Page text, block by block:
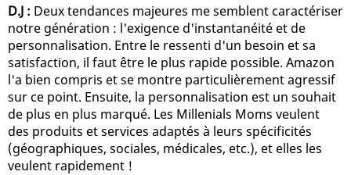
D.J : Deux tendances majeures me semblent caractériser
notre génération : l'exigence d'instantanéité et de
personnalisation. Entre le ressenti d'un besoin et sa
satisfaction, il faut être le plus rapide possible. Amazon
l'a bien compris et se montre particulièrement agressif
sur ce point. Ensuite, la personnalisation est un souhait
de plus en plus marqué. Les Millenials Moms veulent
des produits et services adaptés à leurs spécificités
(géographiques, sociales, médicales, etc.), et elles les
veulent rapidement !